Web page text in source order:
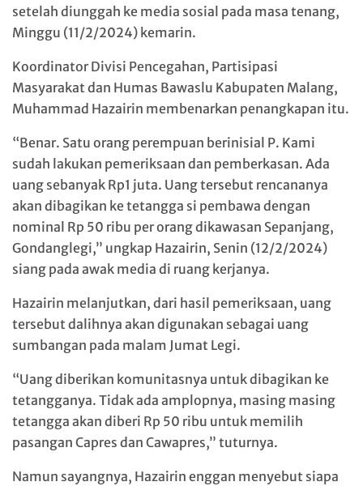
setelah diunggah ke media sosial pada masa tenang,
Minggu (11/2/2024) kemarin.
Koordinator Divisi Pencegahan, Partisipasi
Masyarakat dan Humas Bawaslu Kabupaten Malang,
Muhammad Hazairin membenarkan penangkapan itu.
“Benar. Satu orang perempuan berinisial P. Kami
sudah lakukan pemeriksaan dan pemberkasan. Ada
uang sebanyak Rp1 juta. Uang tersebut rencananya
akan dibagikan ke tetangga si pembawa dengan
nominal Rp 50 ribu per orang dikawasan Sepanjang,
Gondanglegi,” ungkap Hazairin, Senin (12/2/2024)
siang pada awak media di ruang kerjanya.
Hazairin melanjutkan, dari hasil pemeriksaan, uang
tersebut dalihnya akan digunakan sebagai uang
sumbangan pada malam Jumat Legi.
“Uang diberikan komunitasnya untuk dibagikan ke
tetangganya. Tidak ada amplopnya, masing masing
tetangga akan diberi Rp 50 ribu untuk memilih
pasangan Capres dan Cawapres,” tuturnya.
Namun sayangnya, Hazairin enggan menyebut siapa